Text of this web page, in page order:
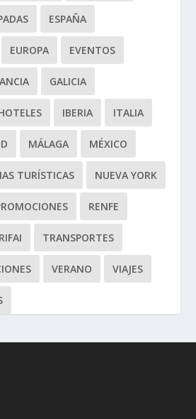
ESPAÑA
EUROPA EVENTOS
GALICIA
IBERIA ITALIA
MÁLAGA MÉXICO
TURÍSTICAS NUEVA YORK
RENFE
TRANSPORTES
VERANO VIAJES